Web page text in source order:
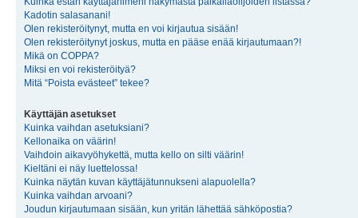
Kadotin salasanani!
Olen rekisteröitynyt, mutta en voi kirjautua sisään!
Olen rekisteröitynyt joskus, mutta en pääse enää kirjautumaan?!
Mikä on COPPA?
Miksi en voi rekisteröityä?
Mitä “Poista evästeet” tekee?
Käyttäjän asetukset
Kuinka vaihdan asetuksiani?
Kellonaika on väärin!
Vaihdoin aikavyöhykettä, mutta kello on silti väärin!
Kieltäni ei näy luettelossa!
Kuinka näytän kuvan käyttäjätunnukseni alapuolella?
Kuinka vaihdan arvoani?
Joudun kirjautumaan sisään, kun yritän lähettää sähköpostia?